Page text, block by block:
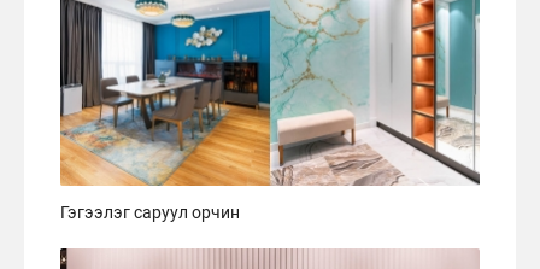
Гэгээлэг саруул орчин